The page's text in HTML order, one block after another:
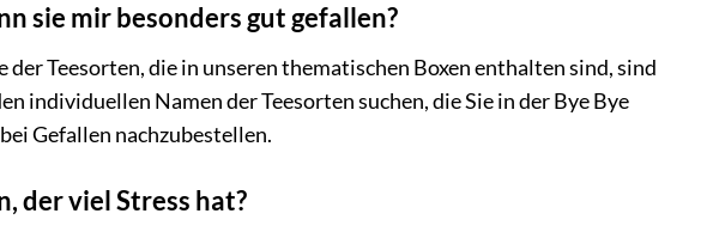
sie mir besonders gut gefallen?
Teesorten, die in unseren thematischen Boxen enthalten sind, sind
individuellen Namen der Teesorten suchen, die Sie in der Bye Bye
Gefallen nachzubestellen.
der viel Stress hat?